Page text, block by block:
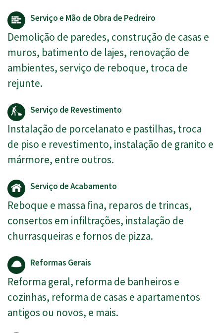
Serviço e Mão de Obra de Pedreiro
Demolição de paredes, construção de casas e
muros, batimento de lajes, renovação de
ambientes, serviço de reboque, troca de
rejunte.
Serviço de Revestimento
Instalação de porcelanato e pastilhas, troca
de piso e revestimento, instalação de granito e
mármore, entre outros.
Serviço de Acabamento
Reboque e massa fina, reparos de trincas,
consertos em infiltrações, instalação de
churrasqueiras e fornos de pizza.
Reformas Gerais
Reforma geral, reforma de banheiros e
cozinhas, reforma de casas e apartamentos
antigos ou novos, e mais.